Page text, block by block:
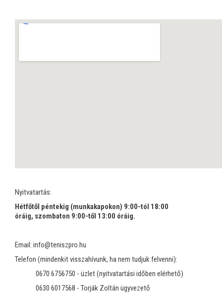
Nyitvatartás:
Hétfőtől péntekig (munkakapokon) 9:00-tól 18:00
óráig, szombaton 9:00-től 13:00 óráig.
Email: info@teniszpro.hu
Telefon (mindenkit visszahívunk, ha nem tudjuk felvenni):
0670 6756750 - üzlet (nyitvatartási időben elérhető)
0630 6017568 - Torják Zoltán ügyvezető